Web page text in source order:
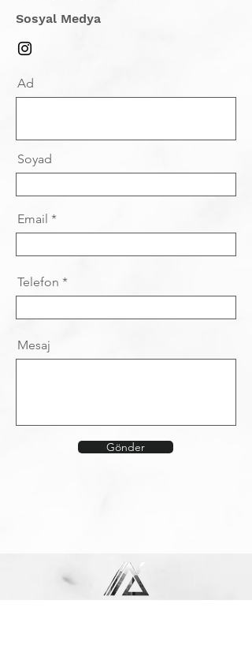
Sosyal Medya
Ad
Soyad
Email
Telefon
Mesaj
Gönder